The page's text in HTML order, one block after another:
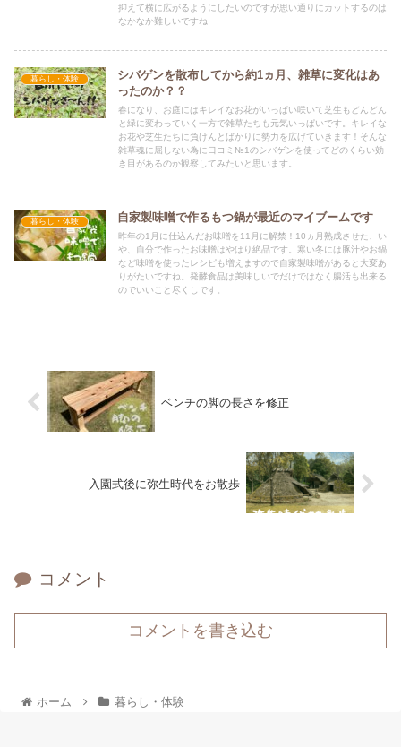
抑えて横に広がるようにしたいのですが思い通りにカットするのは
なかなか難しいですね
暮らし・体験
シバゲンを散布してから約1ヵ月、雑草に変化はあ
ったのか？？
春になり、お庭にはキレイなお花がいっぱい咲いて芝生もどんどん
と緑に変わっていく一方で雑草たちも元気いっぱいです。キレイな
お花や芝生たちに負けんとばかりに勢力を広げていきます！そんな
雑草魂に屈しない為に口コミ№1のシバゲンを使ってどのくらい効
き目があるのか観察してみたいと思います。
暮らし・体験 自家製味噌で作るもつ鍋が最近のマイブームです
昨年の1月に仕込んだお味噌を11月に解禁！10ヵ月熟成させた、い
や、自分で作ったお味噌はやはり絶品です。寒い冬には豚汁やお鍋
など味噌を使ったレシピも増えますので自家製味噌があると大変あ
りがたいですね。発酵食品は美味しいでだけではなく腸活も出来る
のでいいこと尽くしです。
ベンチの脚の長さを修正
入園式後に弥生時代をお散歩
コメント
コメントを書き込む
ホーム 暮らし・体験